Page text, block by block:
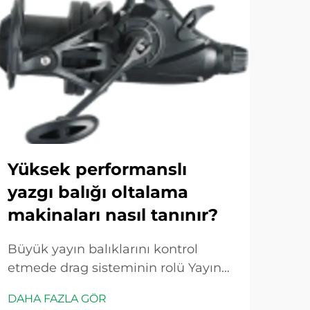
Yüksek performanslı
yazgı balığı oltalama
makinaları nasıl tanınır?
Büyük yayın balıklarını kontrol
etmede drag sisteminin rolü Yayın
temelde bir basınç kontrol vanası
DAHA FAZLA GÖR